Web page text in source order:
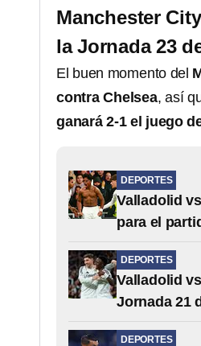
Manchester
la Jornada 23
El buen momento del
contra Chelsea, así
ganará 2-1 el juego
DEPORTES
Valladolid
para el
DEPORTES
Valladolid
Jornada 21
DEPORTES